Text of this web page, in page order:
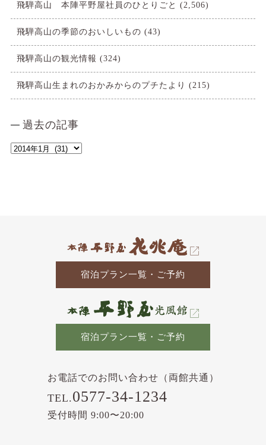
飛騨高山 本陣平野屋社員のひとりごと (2,506)
飛騨高山の季節のおいしいもの (43)
飛騨高山の観光情報 (324)
飛騨高山生まれのおかみからのプチたより (215)
過去の記事
過
宿泊プラン一覧・ご予約
宿泊プラン一覧・ご予約
お電話でのお問い合わせ（両館共通）
TEL.0577-34-1234
受付時間 9:00〜20:00